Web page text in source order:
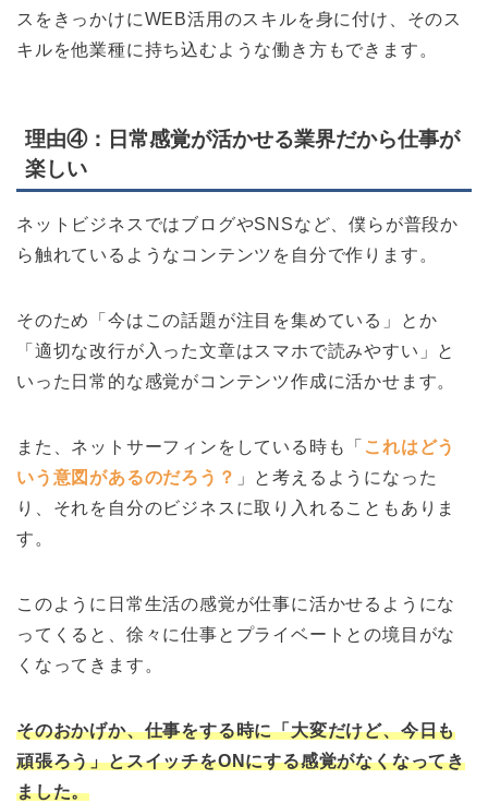
スをきっかけにWEB活用のスキルを身に付け、そのス
キルを他業種に持ち込むような働き方もできます。
理由④：日常感覚が活かせる業界だから仕事が
楽しい
ネットビジネスではブログやSNSなど、僕らが普段か
ら触れているようなコンテンツを自分で作ります。
そのため「今はこの話題が注目を集めている」とか
「適切な改行が入った文章はスマホで読みやすい」と
いった日常的な感覚がコンテンツ作成に活かせます。
また、ネットサーフィンをしている時も「 これはどう
いう意図があるのだろう？ 」と考えるようになった
り、それを自分のビジネスに取り入れることもありま
す。
このように日常生活の感覚が仕事に活かせるようにな
ってくると、徐々に仕事とプライベートとの境目がな
くなってきます。
そのおかげか、仕事をする時に「大変だけど、今日も
頑張ろう」とスイッチをONにする感覚がなくなってき
ました。